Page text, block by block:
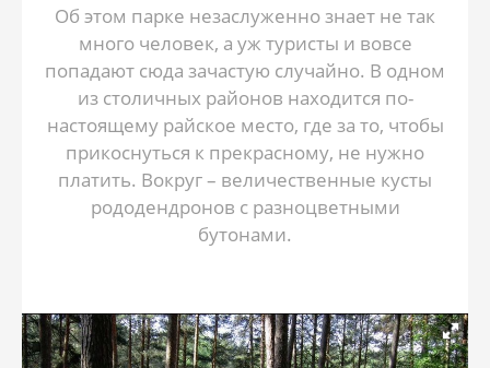
Об этом парке незаслуженно знает не так
много человек, а уж туристы и вовсе
попадают сюда зачастую случайно. В одном
из столичных районов находится по-
настоящему райское место, где за то, чтобы
прикоснуться к прекрасному, не нужно
платить. Вокруг – величественные кусты
рододендронов с разноцветными
бутонами.